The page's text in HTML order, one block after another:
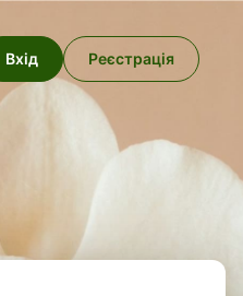
Вхід Реєстрація